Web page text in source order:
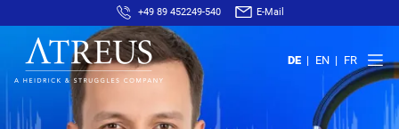
+49 89 452249-540 E-Mail
DE EN FR